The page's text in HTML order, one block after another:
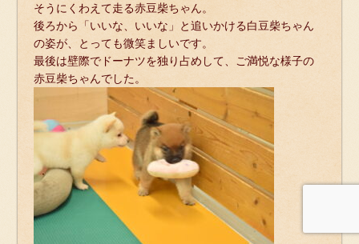
そうにくわえて走る赤豆柴ちゃん。
後ろから「いいな、 いいな」と追いかける白豆柴ちゃん
の姿が、 とっても微笑ましいです。
最後は壁際でドーナツを独り占めして、
ご満悦な様子の
赤豆柴ちゃんでした。